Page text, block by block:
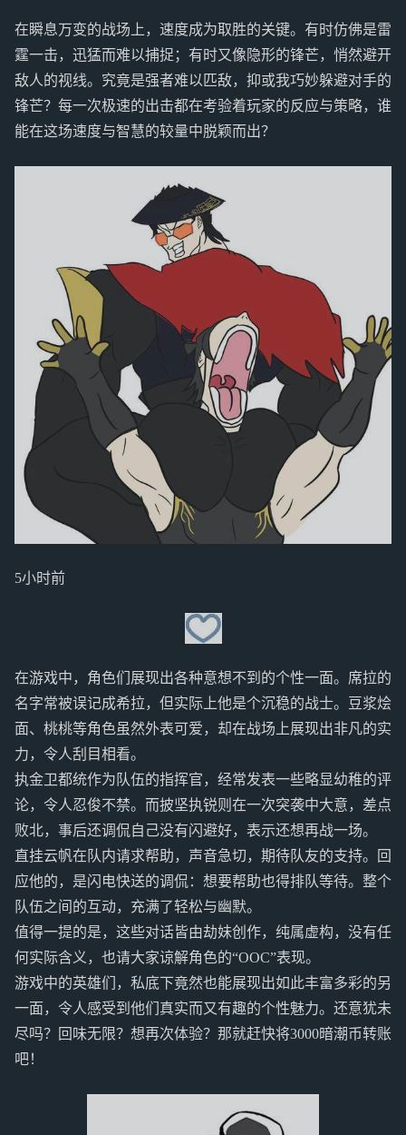
在瞬息万变的战场上，速度成为取胜的关键。有时仿佛是雷
霆一击，迅猛而难以捕捉；有时又像隐形的锋芒，悄然避开
敌人的视线。究竟是强者难以匹敌，抑或我巧妙躲避对手的
锋芒？每一次极速的出击都在考验着玩家的反应与策略，谁
能在这场速度与智慧的较量中脱颖而出？
5小时前
在游戏中，角色们展现出各种意想不到的个性一面。席拉的
名字常被误记成希拉，但实际上他是个沉稳的战士。豆浆烩
面、桃桃等角色虽然外表可爱，却在战场上展现出非凡的实
力，令人刮目相看。
执金卫都统作为队伍的指挥官，经常发表一些略显幼稚的评
论，令人忍俊不禁。而披坚执锐则在一次突袭中大意，差点
败北，事后还调侃自己没有闪避好，表示还想再战一场。
直挂云帆在队内请求帮助，声音急切，期待队友的支持。回
应他的，是闪电快送的调侃：想要帮助也得排队等待。整个
队伍之间的互动，充满了轻松与幽默。
值得一提的是，这些对话皆由劫妹创作，纯属虚构，没有任
何实际含义，也请大家谅解角色的“OOC”表现。
游戏中的英雄们，私底下竟然也能展现出如此丰富多彩的另
一面，令人感受到他们真实而又有趣的个性魅力。还意犹未
尽吗？回味无限？想再次体验？那就赶快将3000暗潮币转账
吧！